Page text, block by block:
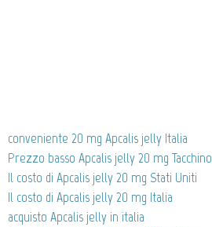
conveniente 20 mg Apcalis jelly Italia
Prezzo basso Apcalis jelly 20 mg Tacchino
Il costo di Apcalis jelly 20 mg Stati Uniti
Il costo di Apcalis jelly 20 mg Italia
acquisto Apcalis jelly in italia